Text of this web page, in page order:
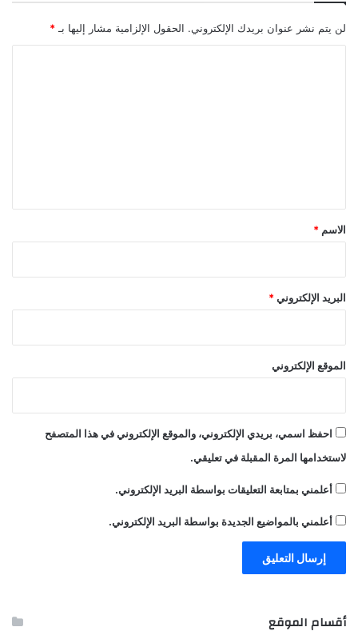
لن يتم نشر عنوان بريدك الإلكتروني. الحقول الإلزامية مشار إليها بـ *
*
الاسم *
البريد الإلكتروني *
الموقع الإلكتروني
احفظ اسمي، بريدي الإلكتروني، والموقع الإلكتروني في هذا المتصفح
لاستخدامها المرة المقبلة في تعليقي.
أعلمني بمتابعة التعليقات بواسطة البريد الإلكتروني.
أعلمني بالمواضيع الجديدة بواسطة البريد الإلكتروني.
أقسام الموقع